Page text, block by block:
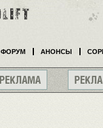
ФОРУМ АНОНСЫ